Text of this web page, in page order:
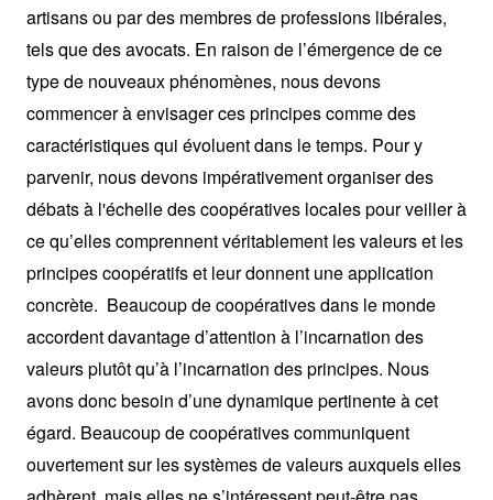
artisans ou par des membres de professions libérales,
tels que des avocats. En raison de l’émergence de ce
type de nouveaux phénomènes, nous devons
commencer à envisager ces principes comme des
caractéristiques qui évoluent dans le temps. Pour y
parvenir, nous devons impérativement organiser des
débats à l'échelle des coopératives locales pour veiller à
ce qu’elles comprennent véritablement les valeurs et les
principes coopératifs et leur donnent une application
concrète. Beaucoup de coopératives dans le monde
accordent davantage d’attention à l’incarnation des
valeurs plutôt qu’à l’incarnation des principes. Nous
avons donc besoin d’une dynamique pertinente à cet
égard. Beaucoup de coopératives communiquent
ouvertement sur les systèmes de valeurs auxquels elles